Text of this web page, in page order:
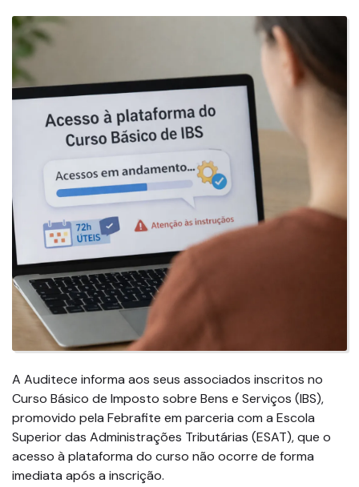
A Auditece informa aos seus associados inscritos no
Curso Básico de Imposto sobre Bens e Serviços (IBS),
promovido pela Febrafite em parceria com a Escola
Superior das Administrações Tributárias (ESAT), que o
acesso à plataforma do curso não ocorre de forma
imediata após a inscrição.